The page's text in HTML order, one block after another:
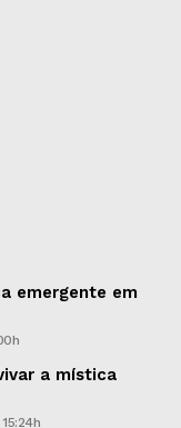
emergente em
a mística